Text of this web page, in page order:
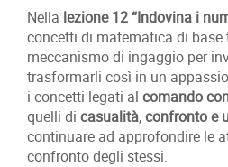
Nella lezione 12 “Indovina i
concetti di matematica di
meccanismo di ingaggio per
trasformarli così in un
i concetti legati al comando
quelli di casualità,confronto e
continuare ad approfondire le
confronto degli stessi.